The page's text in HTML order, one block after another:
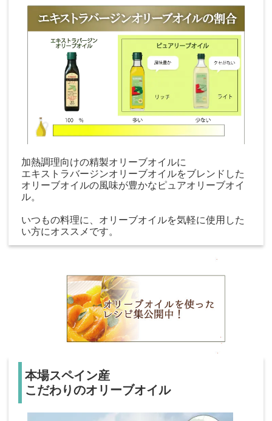
加熱調理向けの精製オリーブオイルに
エキストラバージンオリーブオイルをブレンドした
オリーブオイルの風味が豊かなピュアオリーブオイ
ル。
いつもの料理に、オリーブオイルを気軽に使用した
い方にオススメです。
本場スペイン産
こだわりのオリーブオイル